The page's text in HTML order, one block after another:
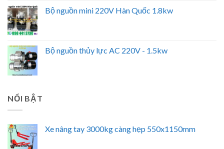
Bộ nguồn mini 220V Hàn Quốc 1.8kw
Bộ nguồn thủy lực AC 220V - 1.5kw
NỔI BẬT
Xe nâng tay 3000kg càng hẹp 550x1150mm